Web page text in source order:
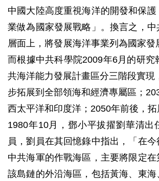
中國大陸高度重視海洋的開發和保
業做為國家發展戰略」。換言之，
層面上，將發展海洋事業列為國家發
而根據中共科學院2009年6月的研究
共海洋能力發展計畫區分三階段實現
步拓展到全部領海和經濟專屬區；
西太平洋和印度洋；2050年前後，拓
1980年10月，鄧小平拔擢劉華清出
員，劉員在其回憶錄中指出，「在今
中共海軍的作戰海區，主要將限定
該島鏈的外沿海區，包括黃海、東